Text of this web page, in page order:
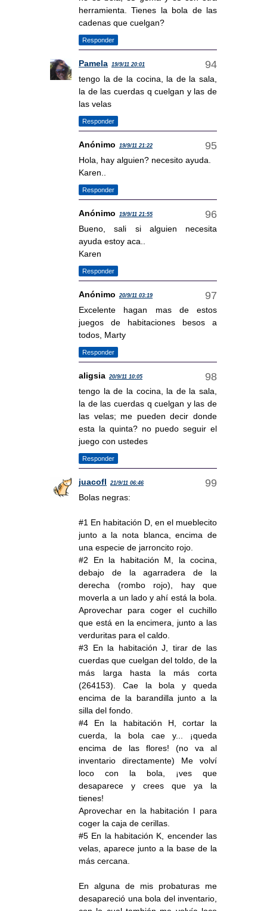
herramienta. Tienes la bola de las
cadenas que cuelgan?
Responder
Pamela 19/9/11 20:01
tengo la de la cocina, la de la sala,
la de las cuerdas q cuelgan y las de
las velas
Responder
Anónimo 19/9/11 21:22
Hola, hay alguien? necesito ayuda.
Karen..
Responder
Anónimo 19/9/11 21:55
Bueno, sali si alguien necesita
ayuda estoy aca..
Karen
Responder
Anónimo 20/9/11 03:19
Excelente hagan mas de estos
juegos de habitaciones besos a
todos, Marty
Responder
aligsia 20/9/11 10:05
tengo la de la cocina, la de la sala,
la de las cuerdas q cuelgan y las de
las velas; me pueden decir donde
esta la quinta? no puedo seguir el
juego con ustedes
Responder
juacofl 21/9/11 06:46
Bolas negras:
#1 En habitación D, en el mueblecito
junto a la nota blanca, encima de
una especie de jarroncito rojo.
#2 En la habitación M, la cocina,
debajo de la agarradera de la
derecha (rombo rojo), hay que
moverla a un lado y ahí está la bola.
Aprovechar para coger el cuchillo
que está en la encimera, junto a las
verduritas para el caldo.
#3 En la habitación J, tirar de las
cuerdas que cuelgan del toldo, de la
más larga hasta la más corta
(264153). Cae la bola y queda
encima de la barandilla junto a la
silla del fondo.
#4 En la habitación H, cortar la
cuerda, la bola cae y... ¡queda
encima de las flores! (no va al
inventario directamente) Me volví
loco con la bola, ¡ves que
desaparece y crees que ya la
tienes!
Aprovechar en la habitación I para
coger la caja de cerillas.
#5 En la habitación K, encender las
velas, aparece junto a la base de la
más cercana.
En alguna de mis probaturas me
desapareció una bola del inventario,